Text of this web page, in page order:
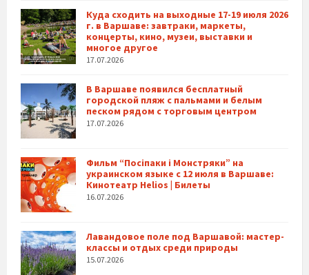
Куда сходить на выходные 17-19 июля 2026
г. в Варшаве: завтраки, маркеты,
концерты, кино, музеи, выставки и
многое другое
17.07.2026
В Варшаве появился бесплатный
городской пляж с пальмами и белым
песком рядом с торговым центром
17.07.2026
Фильм “Посіпаки і Монстряки” на
украинском языке с 12 июля в Варшаве:
Кинотеатр Helios | Билеты
16.07.2026
Лавандовое поле под Варшавой: мастер-
классы и отдых среди природы
15.07.2026